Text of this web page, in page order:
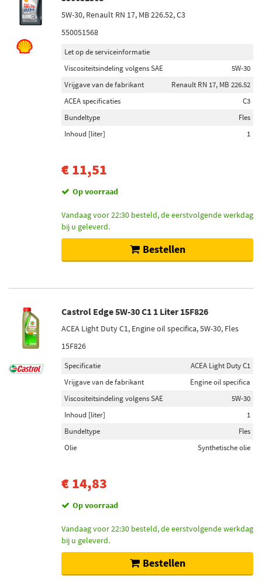
5W-30, Renault RN 17, MB 226.52, C3
550051568
Let op de serviceinformatie
Viscositeitsindeling volgens SAE
5W-30
Vrijgave van de fabrikant
Renault RN 17, MB 226.52
ACEA specificaties
C3
Bundeltype
Fles
Inhoud [liter]
1
€ 11,51
Op voorraad
Vandaag voor 22:30 besteld, de eerstvolgende werkdag
bij u geleverd.
Bestellen
Castrol Edge 5W-30 C1 1 Liter 15F826
ACEA Light Duty C1, Engine oil specifica, 5W-30, Fles
15F826
Specificatie
ACEA Light Duty C1
Vrijgave van de fabrikant
Engine oil specifica
Viscositeitsindeling volgens SAE
5W-30
Inhoud [liter]
1
Bundeltype
Fles
Olie
Synthetische olie
€ 14,83
Op voorraad
Vandaag voor 22:30 besteld, de eerstvolgende werkdag
bij u geleverd.
Bestellen